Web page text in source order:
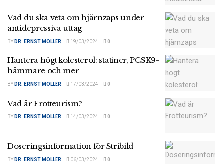
Vad du ska veta om hjärnzaps under
antidepressiva uttag
BY DR. ERNST MOLLER 19/03/2024 0
Hantera högt kolesterol: statiner, PCSK9-
hämmare och mer
BY DR. ERNST MOLLER 17/03/2024 0
Vad är Frotteurism?
BY DR. ERNST MOLLER 14/03/2024 0
Doseringsinformation för Stribild
BY DR. ERNST MOLLER 06/03/2024 0